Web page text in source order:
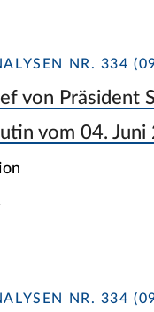
NR. 334
von Präsident
vom 04. Juni
NR. 334